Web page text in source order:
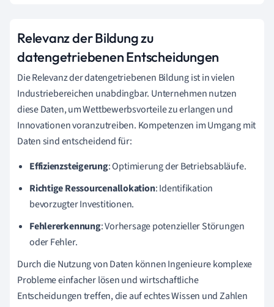
Relevanz der Bildung zu
datengetriebenen Entscheidungen
Die Relevanz der datengetriebenen Bildung ist in vielen
Industriebereichen unabdingbar. Unternehmen nutzen
diese Daten, um Wettbewerbsvorteile zu erlangen und
Innovationen voranzutreiben. Kompetenzen im Umgang mit
Daten sind entscheidend für:
Effizienzsteigerung: Optimierung der Betriebsabläufe.
Richtige Ressourcenallokation: Identifikation
bevorzugter Investitionen.
Fehlererkennung: Vorhersage potenzieller Störungen
oder Fehler.
Durch die Nutzung von Daten können Ingenieure komplexe
Probleme einfacher lösen und wirtschaftliche
Entscheidungen treffen, die auf echtes Wissen und Zahlen